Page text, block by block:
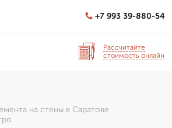
+7 993 39-880-54
Рассчитайте
стоимость онлайн
на стены в Саратове